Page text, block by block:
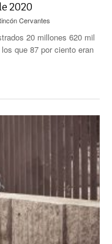
2020
Cervantes
20 millones 620 mil
que 87 por ciento eran